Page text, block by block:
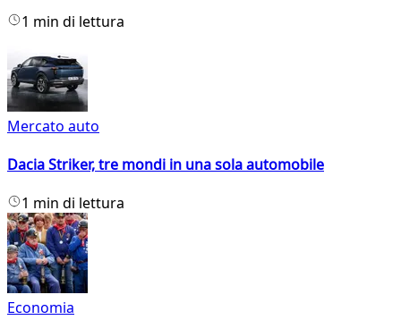
1 min di lettura
Mercato auto
Dacia Striker, tre mondi in una sola automobile
1 min di lettura
Economia